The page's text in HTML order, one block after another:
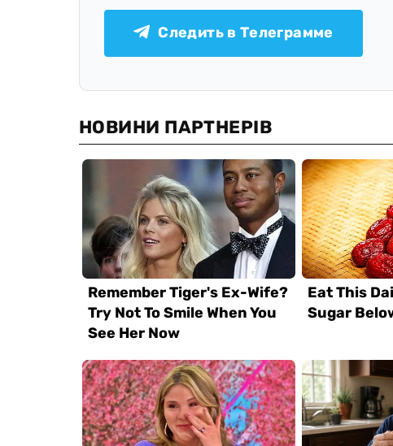
Следить в Телеграмме